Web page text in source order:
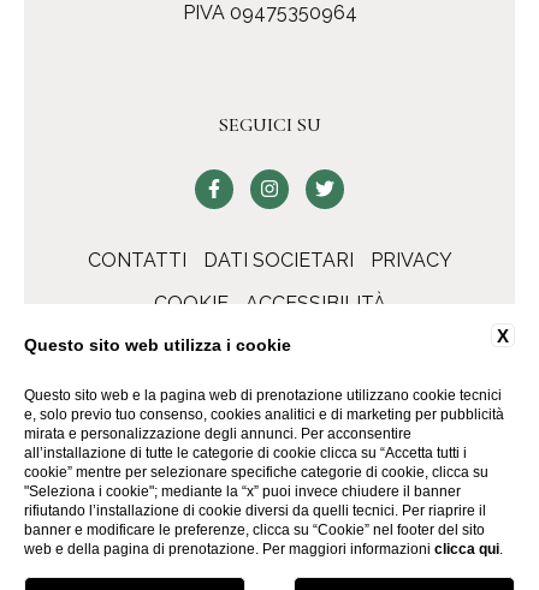
PIVA 09475350964
SEGUICI SU
CONTATTI DATI SOCIETARI
PRIVACY
COOKIE
ACCESSIBILITÀ
WEBSITE BY BLASTNESS
X
Questo sito web utilizza i cookie
Questo sito web e la pagina web di prenotazione utilizzano cookie tecnici
e, solo previo tuo consenso, cookies analitici e di marketing per pubblicità
mirata e personalizzazione degli annunci. Per acconsentire
all’installazione di tutte le categorie di cookie clicca su “Accetta tutti i
cookie” mentre per selezionare specifiche categorie di cookie, clicca su
"Seleziona i cookie"; mediante la “x” puoi invece chiudere il banner
rifiutando l’installazione di cookie diversi da quelli tecnici. Per riaprire il
banner e modificare le preferenze, clicca su “Cookie” nel footer del sito
web e della pagina di prenotazione. Per maggiori informazioni clicca qui.